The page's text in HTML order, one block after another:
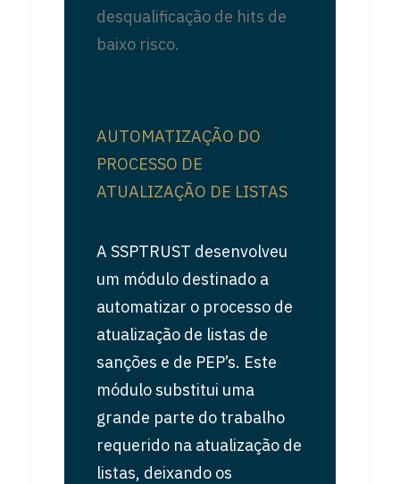
desqualificação de hits de
baixo risco.
AUTOMATIZAÇÃO DO
PROCESSO DE
ATUALIZAÇÃO DE LISTAS
A SSPTRUST desenvolveu
um módulo destinado a
automatizar o processo de
atualização de listas de
sanções e de PEP’s. Este
módulo substitui uma
grande parte do trabalho
requerido na atualização de
listas, deixando os